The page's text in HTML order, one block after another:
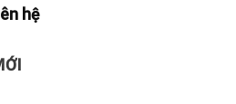
hệ